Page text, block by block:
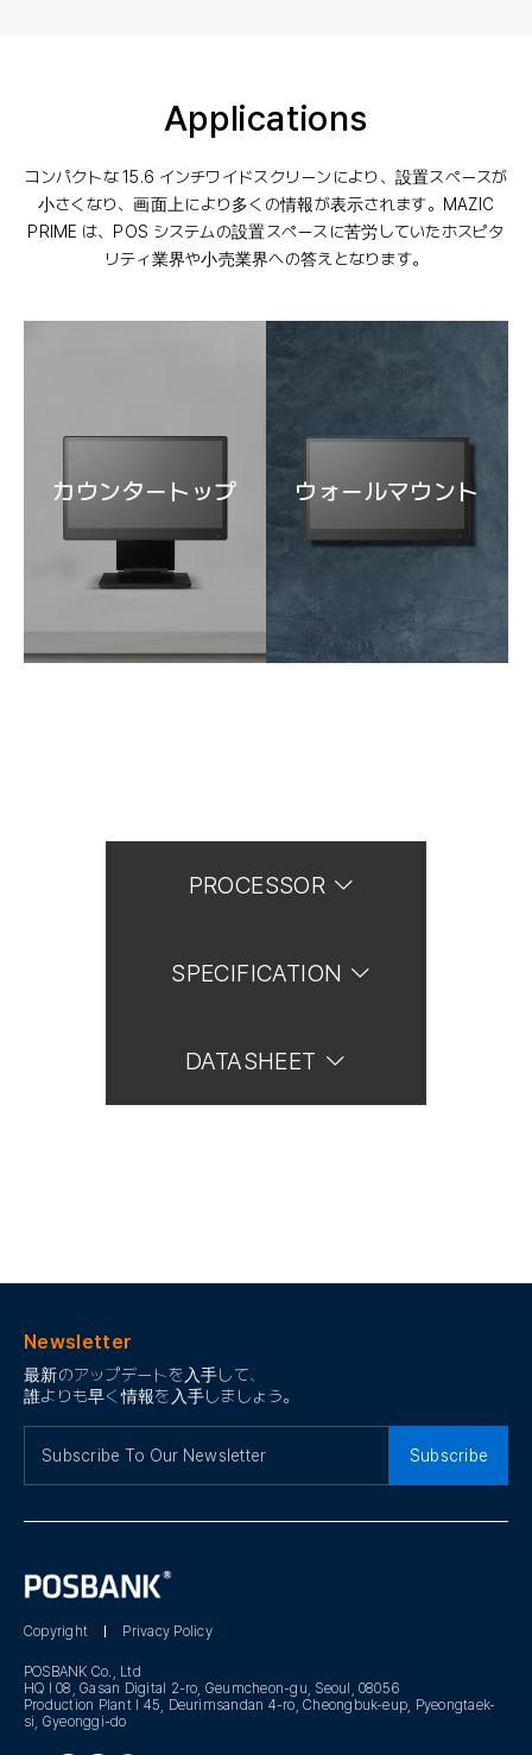
Applications
コンパクトな 15.6 インチワイドスクリーンにより、設置スペースが
小さくなり、画面上により多くの情報が表示されます。
MAZIC
PRIME は、POS システムの設置スペースに苦労していたホスピタ
リティ業界や小売業界への答えとなります。
カウンタートップ ウォールマウント
PROCESSOR
SPECIFICATION
DATASHEET
Newsletter
最新のアップデートを入手して、
誰よりも早く情報を入手しましょう。
Subscribe
Copyright Privacy Policy
POSBANK Co., Ltd
HQ I 08, Gasan Digital 2-ro, Geumcheon-gu, Seoul, 08056
Production Plant I 45, Deurimsandan 4-ro, Cheongbuk-eup, Pyeongtaek-
si, Gyeonggi-do